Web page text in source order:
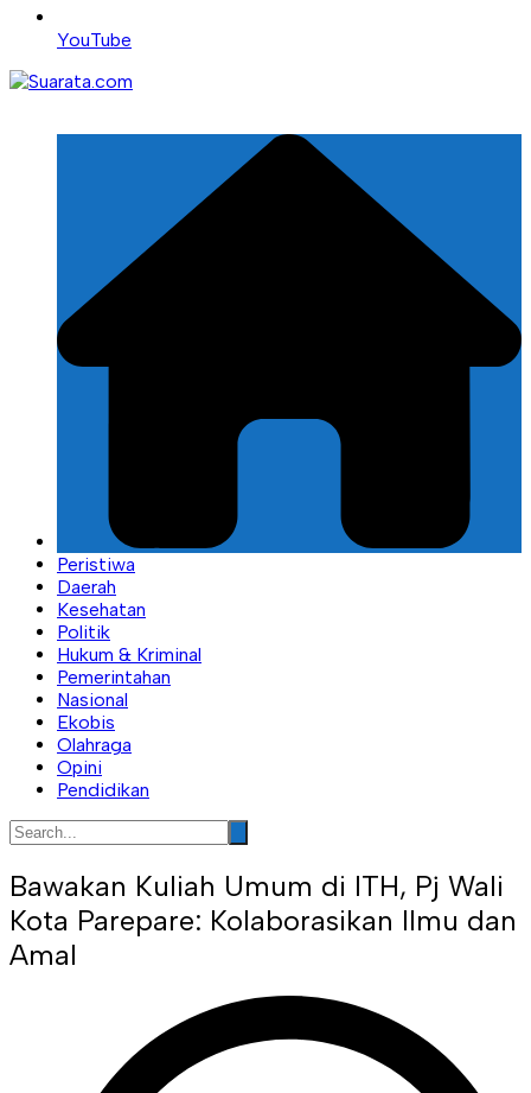
YouTube
Peristiwa
Daerah
Kesehatan
Politik
Hukum & Kriminal
Pemerintahan
Nasional
Ekobis
Olahraga
Opini
Pendidikan
Bawakan Kuliah Umum di ITH, Pj Wali
Kota Parepare: Kolaborasikan Ilmu dan
Amal